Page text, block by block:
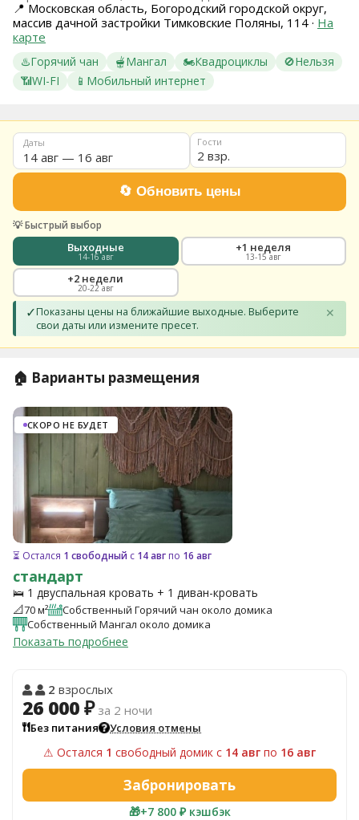
📍 Московская область, Богородский городской округ,
массив дачной застройки Тимковские Поляны, 114 · На
карте
♨️Горячий чан 🫕Мангал 🏍️Квадроциклы 🚫Нельзя
📶WI-FI 📱 Мобильный интернет
Даты Гости
2 взр.
💡 Быстрый выбор
Выходные
14-16 авг
+1 неделя
13-15 авг
+2 недели
20-22 авг
✓Показаны цены на ближайшие выходные. Выберите
свои даты или измените пресет.
✕
🏠 Варианты размещения
СКОРО НЕ БУДЕТ
⏳ Остался 1 свободный с 14 авг по 16 авг
стандарт
🛌 1 двуспальная кровать + 1 диван-кровать
📐70 м²
Собственный Горячий чан около домика
Собственный Мангал около домика
Показать подробнее
2 взрослых
26 000 ₽за 2 ночи
Без питания Условия отмены
⚠ Остался 1 свободный домик c 14 авг по 16 авг
Забронировать
🎁+7 800 ₽ кэшбэк